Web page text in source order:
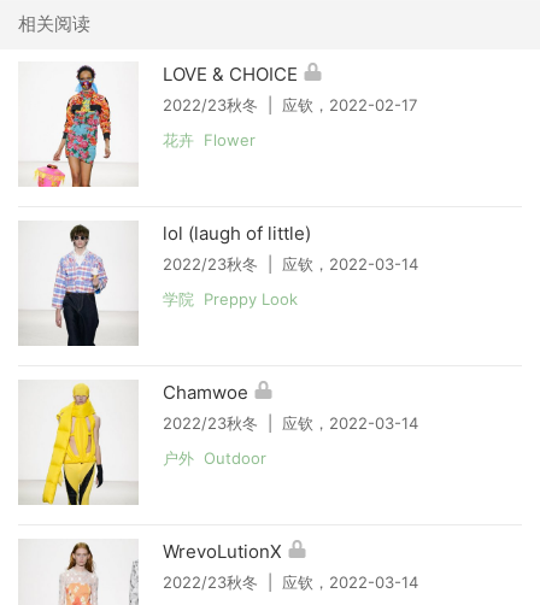
相关阅读
LOVE & CHOICE
2022/23秋冬 | 应钦，2022-02-17
花卉 Flower
lol (laugh of little)
2022/23秋冬 | 应钦，2022-03-14
学院 Preppy Look
Chamwoe
2022/23秋冬 | 应钦，2022-03-14
户外 Outdoor
WrevoLutionX
2022/23秋冬 | 应钦，2022-03-14